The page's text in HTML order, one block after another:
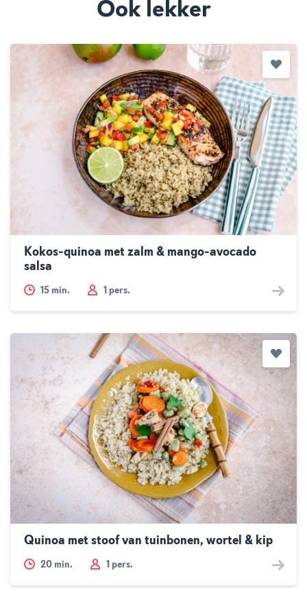
Ook lekker
Kokos-quinoa met zalm & mango-avocado
salsa
15 min. 1 pers.
Quinoa met stoof van tuinbonen, wortel & kip
20 min. 1 pers.